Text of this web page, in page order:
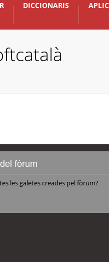
DICCIONARIS
fòrum
les galetes creades pel fòrum?